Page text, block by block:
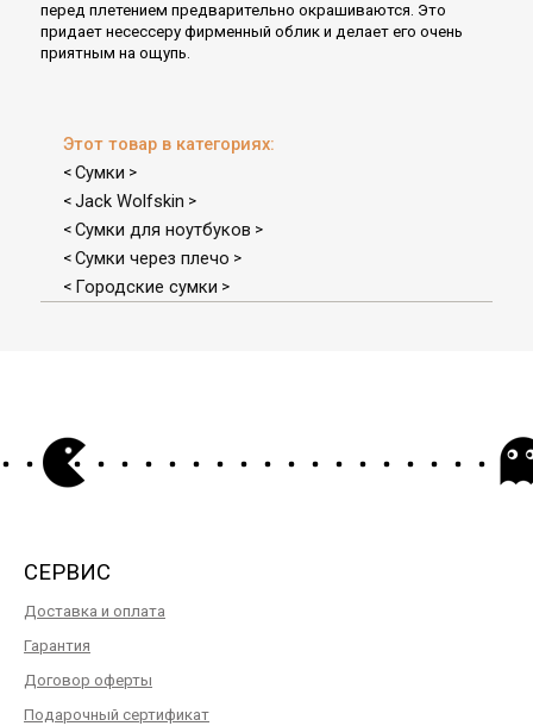
перед плетением предварительно окрашиваются. Это
придает несессеру фирменный облик и делает его очень
приятным на ощупь.
Этот товар в категориях:
< Сумки >
< Jack Wolfskin >
< Сумки для ноутбуков >
< Сумки через плечо >
< Городские сумки >
СЕРВИС
Доставка и оплата
Гарантия
Договор оферты
Подарочный сертификат